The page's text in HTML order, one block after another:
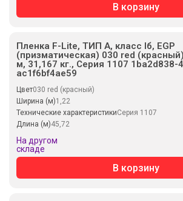
В корзину
Пленка F-Lite, ТИП А, класс Iб, EGP
(призматическая) 030 red
м, 31,167 кг., Серия 1107
ac1f6bf4ae59
Цвет030 red (красный)
Ширина (м)1,22
Технические характеристикиСерия 1107
Длина (м)45,72
На другом
складе
В корзину